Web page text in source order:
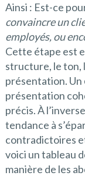
Ainsi : Est-ce
convaincre un
employés, ou
Cette étape est
structure, le ton,
présentation. Un
présentation
précis. À
tendance à
contradictoires
voici un tableau
manière de les